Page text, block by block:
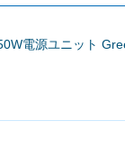
電源ユニット